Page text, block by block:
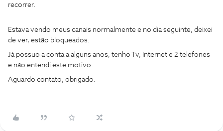
recorrer.
Estava vendo meus canais normalmente e no dia seguinte, deixei
de ver, estão bloqueados.
Já possuo a conta a alguns anos, tenho Tv, Internet e 2 telefones
e não entendi este motivo.
Aguardo contato, obrigado.